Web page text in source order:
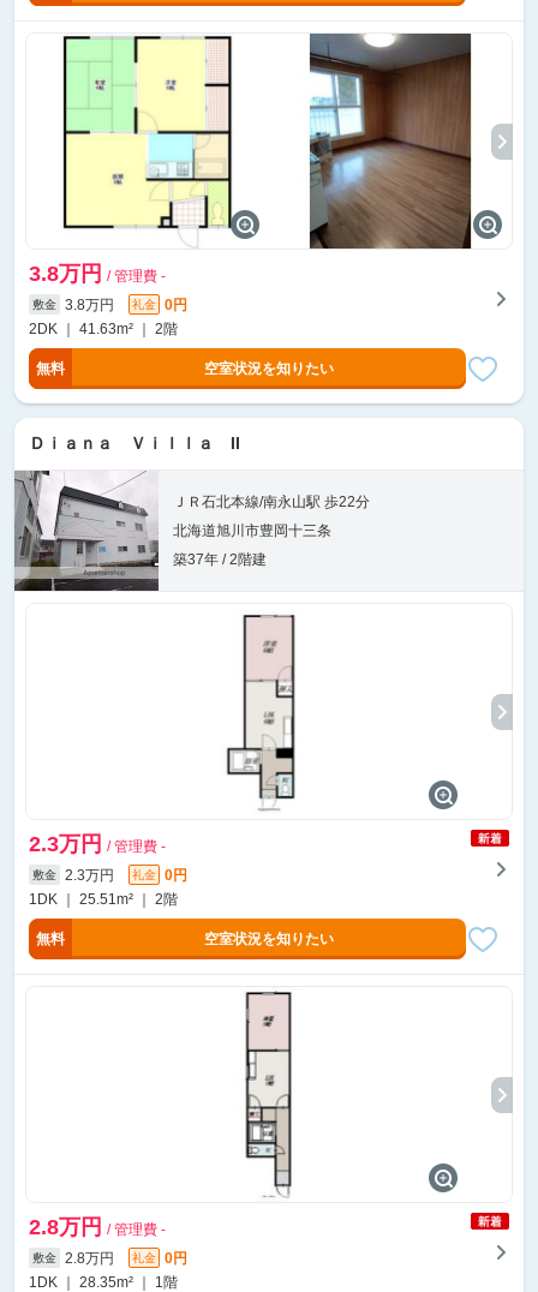
3.8万円 / 管理費 -
敷金 3.8万円 礼金
0円
2DK ｜ 41.63m² ｜ 2階
無料 空室状況を知りたい
Ｄｉａｎａ Ｖｉｌｌａ II
ＪＲ石北本線/南永山駅 歩22分
北海道旭川市豊岡十三条
築37年 / 2階建
2.3万円 / 管理費 -
敷金 2.3万円 礼金
0円
1DK ｜ 25.51m² ｜ 2階
無料 空室状況を知りたい
2.8万円 / 管理費 -
敷金 2.8万円 礼金
0円
1DK ｜ 28.35m² ｜ 1階